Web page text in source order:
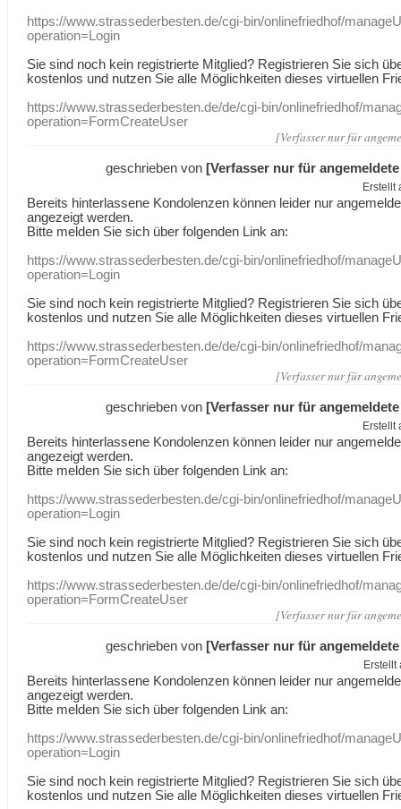
https://www.strassederbesten.de/cgi-bin/onlinefriedhof/
operation=Login
Sie sind noch kein registrierte Mitglied? Registrieren Sie sich
kostenlos und nutzen Sie alle Möglichkeiten dieses virtuellen
https://www.strassederbesten.de/de/cgi-bin/onlinefriedhof/
operation=FormCreateUser
[Verfasser nur für
geschrieben von [Verfasser nur für
Erstellt
Bereits hinterlassene Kondolenzen können leider nur
angezeigt werden.
Bitte melden Sie sich über folgenden Link an:
https://www.strassederbesten.de/cgi-bin/onlinefriedhof/
operation=Login
Sie sind noch kein registrierte Mitglied? Registrieren Sie sich
kostenlos und nutzen Sie alle Möglichkeiten dieses virtuellen
https://www.strassederbesten.de/de/cgi-bin/onlinefriedhof/
operation=FormCreateUser
[Verfasser nur für
geschrieben von [Verfasser nur für
Erstellt
Bereits hinterlassene Kondolenzen können leider nur
angezeigt werden.
Bitte melden Sie sich über folgenden Link an:
https://www.strassederbesten.de/cgi-bin/onlinefriedhof/
operation=Login
Sie sind noch kein registrierte Mitglied? Registrieren Sie sich
kostenlos und nutzen Sie alle Möglichkeiten dieses virtuellen
https://www.strassederbesten.de/de/cgi-bin/onlinefriedhof/
operation=FormCreateUser
[Verfasser nur für
geschrieben von [Verfasser nur für
Erstellt
Bereits hinterlassene Kondolenzen können leider nur
angezeigt werden.
Bitte melden Sie sich über folgenden Link an:
https://www.strassederbesten.de/cgi-bin/onlinefriedhof/
operation=Login
Sie sind noch kein registrierte Mitglied? Registrieren Sie sich
kostenlos und nutzen Sie alle Möglichkeiten dieses virtuellen